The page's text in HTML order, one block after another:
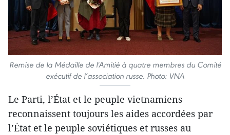
Remise de la Médaille de l'Amitié à quatre membres du Comité
exécutif de l’association russe. Photo: VNA
Le Parti, l’État et le peuple vietnamiens
reconnaissent toujours les aides accordées par
l’État et le peuple soviétiques et russes au